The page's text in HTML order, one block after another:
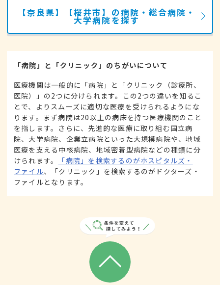
【奈良県】【桜井市】の病院・総合病院・
大学病院を探す
「病院」と「クリニック」のちがいについて
医療機関は一般的に「病院」と「クリニック（診療所、
医院）」の2つに分けられます。この2つの違いを知るこ
とで、よりスムーズに適切な医療を受けられるようにな
ります。まず病院は20以上の病床を持つ医療機関のこと
を指します。さらに、先進的な医療に取り組む国立病
院、大学病院、企業立病院といった大規模病院や、地域
医療を支える中核病院、地域密着型病院などの種類に分
けられます。
「病院」を検索するのがホスピタルズ・
ファイル、「クリニック」を検索するのがドクターズ・
ファイルとなります。